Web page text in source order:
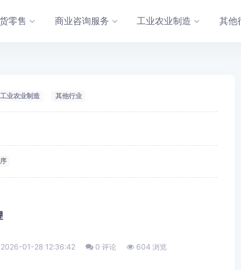
零售 商业咨询服务 工业农业制造 其他
工业农业制造 其他行业
2026-01-28 12:36:42 0 评论 604 浏览